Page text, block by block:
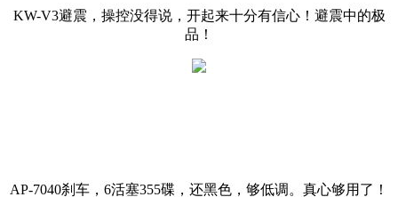
KW-V3避震，操控没得说，开起来十分有信心！避震中的极
品！
AP-7040刹车，6活塞355碟，还黑色，够低调。真心够用了！